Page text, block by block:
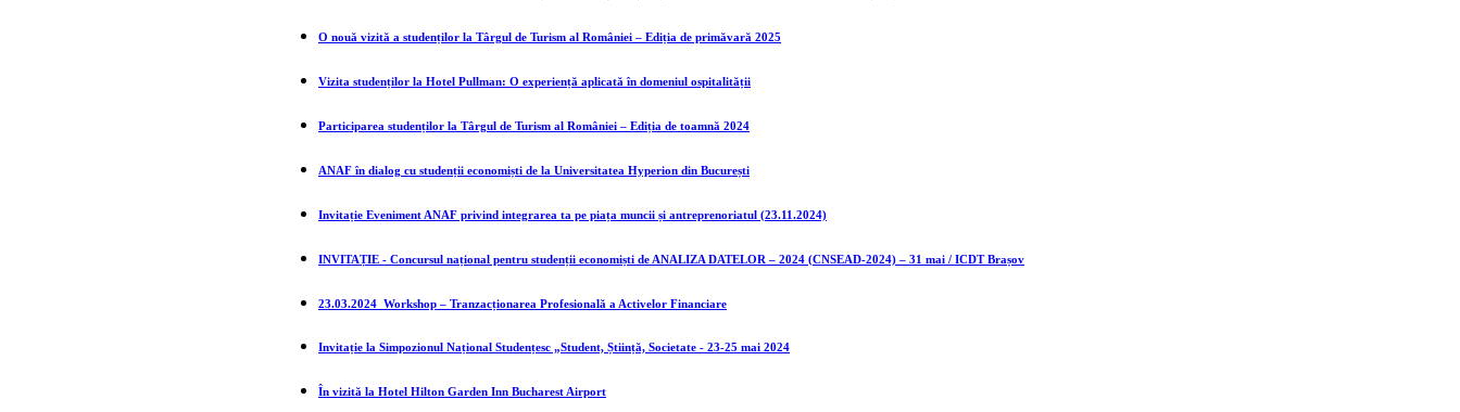
O nouă vizită a studenților la Târgul de Turism al României – Ediția de primăvară 2025
Vizita studenților la Hotel Pullman: O experiență aplicată în domeniul ospitalității
Participarea studenților la Târgul de Turism al României – Ediția de toamnă 2024
ANAF în dialog cu studenții economiști de la Universitatea Hyperion din București
Invitație Eveniment ANAF privind integrarea ta pe piața muncii și antreprenoriatul (23.11.2024)
INVITAȚIE - Concursul național pentru studenții economiști de ANALIZA DATELOR – 2024 (CNSEAD-2024) – 31 mai / ICDT Brașov
23.03.2024_Workshop – Tranzacționarea Profesională a Activelor Financiare
Invitație la Simpozionul Național Studențesc „Student, Știință, Societate - 23-25 mai 2024
În vizită la Hotel Hilton Garden Inn Bucharest Airport